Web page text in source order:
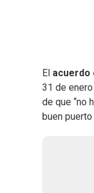
El acuerdo
31 de
de que “no
buen